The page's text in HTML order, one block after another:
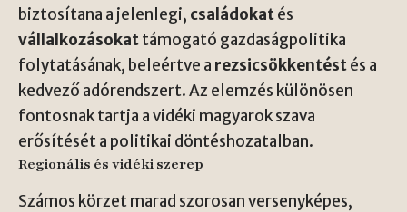
biztosítana a jelenlegi, családokatés
vállalkozásokattámogató gazdaságpolitika
folytatásának, beleértve a rezsicsökkentéstés a
kedvező adórendszert. Az elemzés különösen
fontosnak tartja a vidéki magyarok szava
erősítését a politikai döntéshozatalban.
Regionális és vidéki szerep
Számos körzet marad szorosan versenyképes,